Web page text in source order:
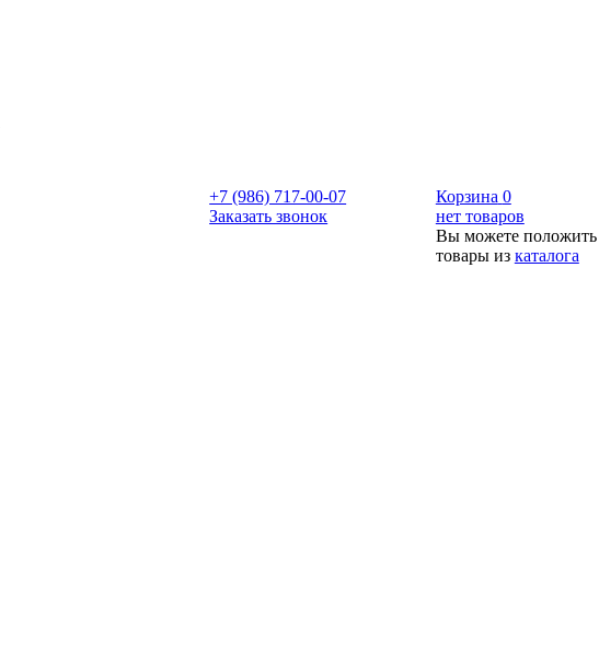
+7 (986) 717-00-07
Заказать звонок
Корзина 0
нет товаров
Вы можете положить
товары из каталога